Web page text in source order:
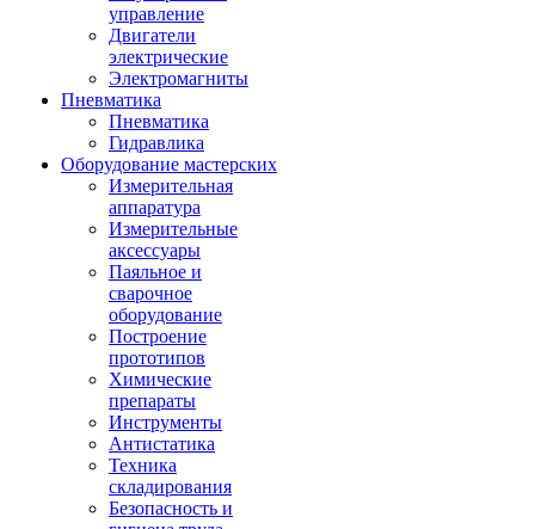
управление
Двигатели
электрические
Электромагниты
Пневматика
Пневматика
Гидравлика
Оборудование мастерских
Измерительная
аппаратура
Измерительные
аксессуары
Паяльное и
сварочное
оборудование
Построение
прототипов
Химические
препараты
Инструменты
Aнтистатика
Техника
складирования
Безопасность и